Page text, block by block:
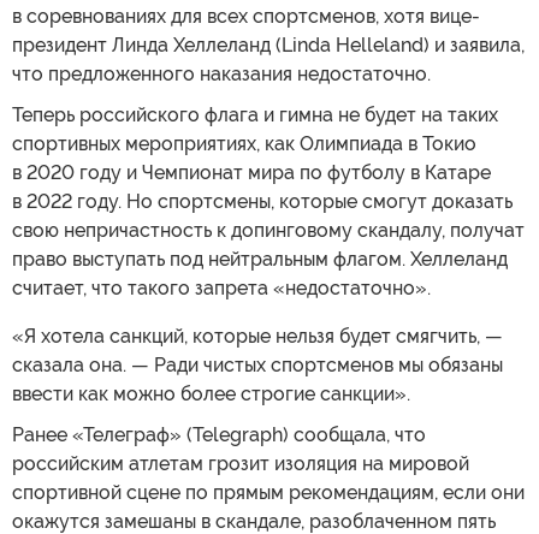
в соревнованиях для всех спортсменов, хотя вице-
президент Линда Хеллеланд (Linda Helleland) и заявила,
что предложенного наказания недостаточно.
Теперь российского флага и гимна не будет на таких
спортивных мероприятиях, как Олимпиада в Токио
в 2020 году и Чемпионат мира по футболу в Катаре
в 2022 году. Но спортсмены, которые смогут доказать
свою непричастность к допинговому скандалу, получат
право выступать под нейтральным флагом. Хеллеланд
считает, что такого запрета «недостаточно».
«Я хотела санкций, которые нельзя будет смягчить, —
сказала она. — Ради чистых спортсменов мы обязаны
ввести как можно более строгие санкции».
Ранее «Телеграф» (Telegraph) сообщала, что
российским атлетам грозит изоляция на мировой
спортивной сцене по прямым рекомендациям, если они
окажутся замешаны в скандале, разоблаченном пять